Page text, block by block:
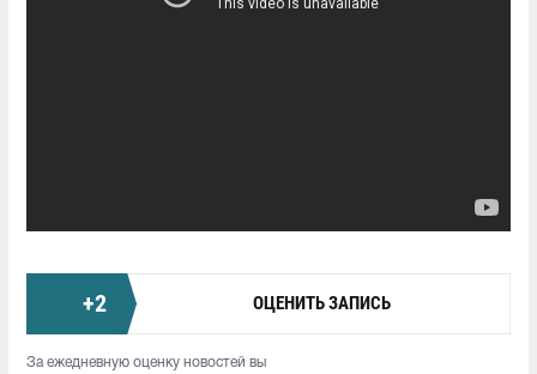
+2 ОЦЕНИТЬ ЗАПИСЬ
За ежедневную оценку новостей вы